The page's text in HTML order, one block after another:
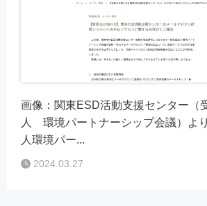
画像：関東ESD活動支援センター（
人 環境パートナーシップ会議）よ
人環境パー...
2024.03.27